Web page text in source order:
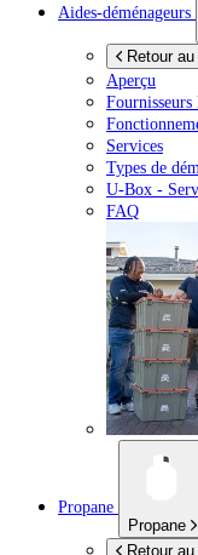
Aides-déménageurs
Retour
Aperçu
Fournisseurs
Services
Types de
U-Box -
FAQ
Propane
Propane
Retour